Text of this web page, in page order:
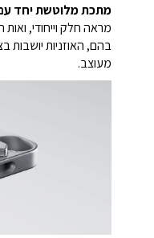
מתכת מלוטשת יחד
מראה חלק וייחודי,
בהם, האוזניות יושבות
מעוצב.